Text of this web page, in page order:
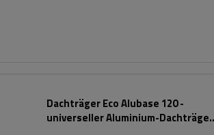
Dachträger Eco Alubase 120 -
universeller Aluminium-Dachträger